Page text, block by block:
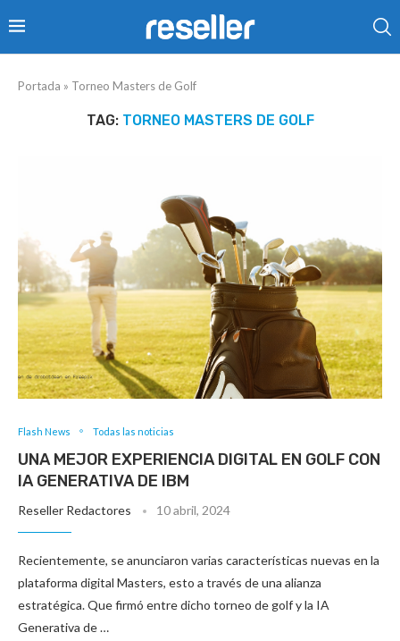
Portada » Torneo Masters de Golf
TAG: TORNEO MASTERS DE GOLF
Flash News Todas las noticias
UNA MEJOR EXPERIENCIA DIGITAL EN GOLF CON
IA GENERATIVA DE IBM
Reseller Redactores 10 abril, 2024
Recientemente, se anunciaron varias características nuevas en la
plataforma digital Masters, esto a través de una alianza
estratégica. Que firmó entre dicho torneo de golf y la IA
Generativa de …